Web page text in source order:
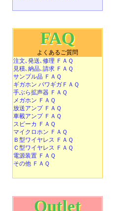
FAQ
よくあるご質問
注文､発送､修理 ＦＡＱ
見積､納品､請求 ＦＡＱ
サンプル品 ＦＡＱ
ギガホン パワギガＦＡＱ
手ぶら拡声器 ＦＡＱ
メガホン ＦＡＱ
放送アンプ ＦＡＱ
車載アンプ ＦＡＱ
スピーカ ＦＡＱ
マイクロホン ＦＡＱ
Ｂ型ワイヤレス ＦＡＱ
Ｃ型ワイヤレス ＦＡＱ
電源装置 ＦＡＱ
その他 ＦＡＱ
Outlet